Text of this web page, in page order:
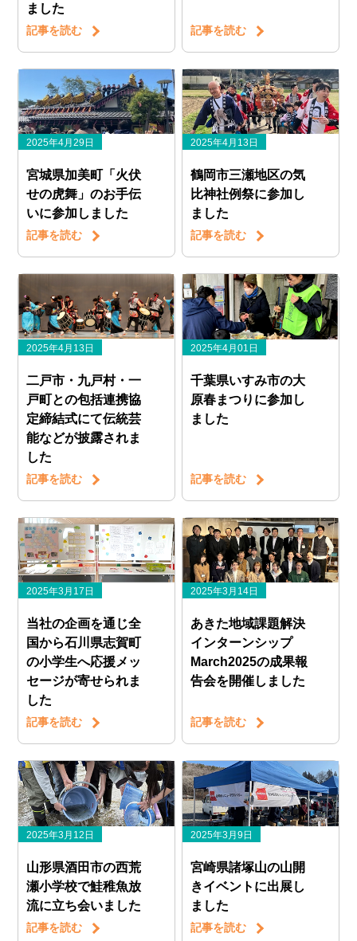
ました
記事を読む 記事を読む
2025年4月29日
宮城県加美町「火伏
せの虎舞」のお手伝
いに参加しました
記事を読む
2025年4月13日
鶴岡市三瀬地区の気
比神社例祭に参加し
ました
記事を読む
2025年4月13日
二戸市・九戸村・一
戸町との包括連携協
定締結式にて伝統芸
能などが披露されま
した
記事を読む
2025年4月01日
千葉県いすみ市の大
原春まつりに参加し
ました
記事を読む
2025年3月17日
当社の企画を通じ全
国から石川県志賀町
の小学生へ応援メッ
セージが寄せられま
した
記事を読む
2025年3月14日
あきた地域課題解決
インターンシップ
March2025の成果報
告会を開催しました
記事を読む
2025年3月12日
山形県酒田市の西荒
瀬小学校で鮭稚魚放
流に立ち会いました
記事を読む
2025年3月9日
宮崎県諸塚山の山開
きイベントに出展し
ました
記事を読む